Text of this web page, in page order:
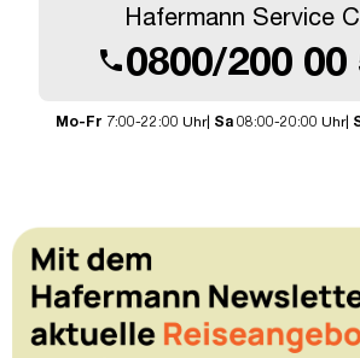
Hafermann Service
call0800/200 00
Mo-Fr 7:00-22:00 Uhr| Sa 08:00-20:00 Uhr|